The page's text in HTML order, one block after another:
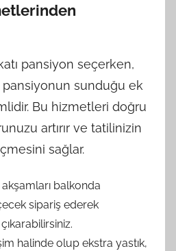
pansiyon seçerken,
sunduğu ek
Bu hizmetleri doğru
artırır ve tatilinizin
sağlar.
balkonda
sipariş ederek
halinde olup ekstra yastık,